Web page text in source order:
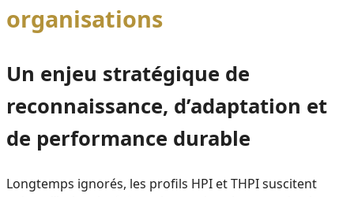
organisations
Un enjeu stratégique de
reconnaissance, d’adaptation et
de performance durable
Longtemps ignorés, les profils HPI et THPI suscitent